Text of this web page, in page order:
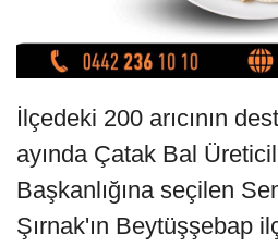
İlçedeki 200 arıcının
ayında Çatak Bal
Başkanlığına seçilen
Şırnak'ın Beytüşşebap